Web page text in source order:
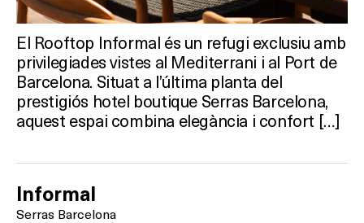
El Rooftop Informal és un refugi exclusiu amb
privilegiades vistes al Mediterrani i al Port de
Barcelona. Situat a l’última planta del
prestigiós hotel boutique Serras Barcelona,
aquest espai combina elegància i confort […]
Informal
Serras Barcelona